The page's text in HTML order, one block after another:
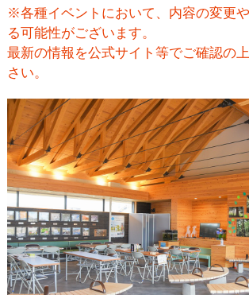
※各種イベントにおいて、内容の変更
る可能性がございます。
最新の情報を公式サイト等でご確認の
さい。